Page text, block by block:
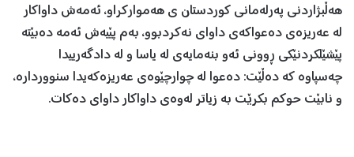
هەڵبژاردنی پەرلەمانی كوردستان ی هەمواركراو، ئەمەش داواكار
لە عەریزەی دەعواكەی داوای نەكردبوو، بەم پێیەش ئەمە دەبێتە
پێشێلكردنێكی ڕوونی ئەو بنەمایەی لە یاسا و لە دادگەرییدا
چەسپاوە كە دەڵێت: دەعوا لە چوارچێوەی عەریزەكەیدا سنووردارە،
و نابێت حوكم بكرێت بە زیاتر لەوەی داواكار داوای دەكات.